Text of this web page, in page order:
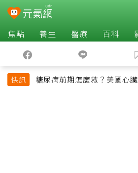
焦點 養生 醫療 百科
快訊
糖尿病前期怎麼救？美國心